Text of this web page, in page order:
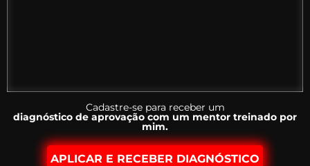
Cadastre-se para receber um
diagnóstico de aprovação com um mentor treinado por
mim.
APLICAR E RECEBER DIAGNÓSTICO